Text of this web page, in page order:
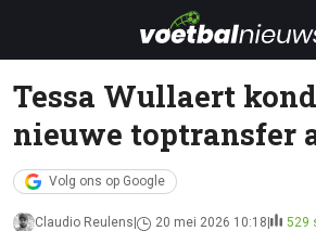
Tessa Wullaert
nieuwe toptransfer
Volg ons op Google
Claudio Reulens 20 mei 2026 10:18 529